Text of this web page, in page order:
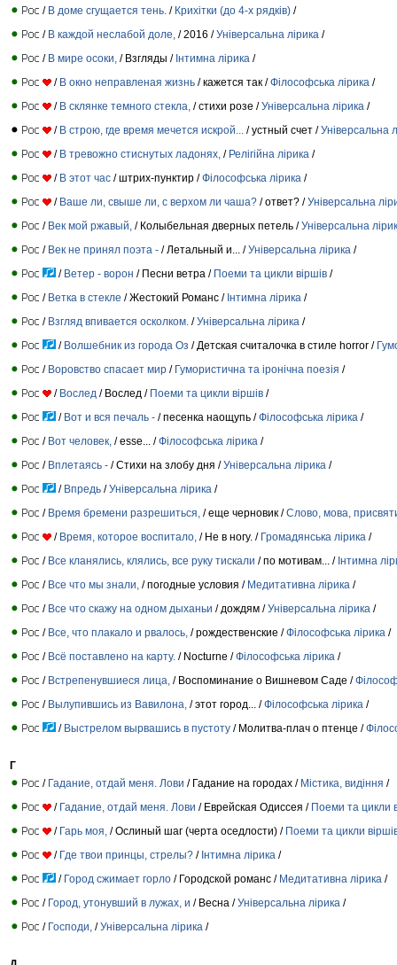
/ В доме сгущается тень. / Крихітки (до 4-х рядків) /
/ В каждой неслабой доле, / 2016 /Універсальна лірика /
/ В мире осоки, / Взгляды / Інтимна лірика /
/ В окно неправленая жизнь / кажется так /Філософська лірика /
/ В склянке темного стекла, / стихи розе /Універсальна лірика /
/ В строю, где время мечется искрой... / устный счет /Універсальна
/ В тревожно стиснутых ладонях, / Релігійна лірика /
/ В этот час / штрих-пунктир /Філософська лірика /
/ Ваше ли, свыше ли, с верхом ли чаша? / ответ? /Універсальна
/ Век мой ржавый, / Колыбельная дверных петель /Універсальна
/ Век не принял поэта - / Летальный и... /Універсальна лірика /
/ Ветер - ворон / Песни ветра / Поеми та цикли віршів /
/ Ветка в стекле / Жестокий Романс / Інтимна лірика /
/ Взгляд впивается осколком. /Універсальна лірика /
/ Волшебник из города Оз / Детская считалочка в стиле horror /
/ Воровство спасает мир / Гумористична та іронічна поезія /
/ Вослед / Вослед / Поеми та цикли віршів /
/ Вот и вся печаль - / песенка наощупь /Філософська лірика /
/ Вот человек, / esse... /Філософська лірика /
/ Вплетаясь - / Стихи на злобу дня /Універсальна лірика /
/ Впредь /Універсальна лірика /
/ Время бремени разрешиться, / еще черновик /Слово, мова,
/ Время, которое воспитало, / Не в ногу. / Громадянська лірика /
/ Все кланялись, клялись, все руку тискали / по мотивам... / Інтимна
/ Все что мы знали, / погодные условия / Медитативна лірика /
/ Все что скажу на одном дыханьи / дождям /Універсальна лірика /
/ Все, что плакало и рвалось, / рождественские /Філософська лірика /
/ Всё поставлено на карту. / Nocturne /Філософська лірика /
/ Встрепенувшиеся лица, / Воспоминание о Вишневом Саде /
/ Вылупившись из Вавилона, / этот город... /Філософська лірика /
/ Выстрелом вырвашись в пустоту / Молитва-плач о птенце /
Г
/ Гадание, отдай меня. Лови / Гадание на городах / Містика, видіння /
/ Гадание, отдай меня. Лови / Еврейская Одиссея / Поеми та цикли
/ Гарь моя, / Ослиный шаг (черта оседлости) / Поеми та цикли
/ Где твои принцы, стрелы? / Інтимна лірика /
/ Город сжимает горло / Городской романс / Медитативна лірика /
/ Город, утонувший в лужах, и / Весна /Універсальна лірика /
/ Господи, /Універсальна лірика /